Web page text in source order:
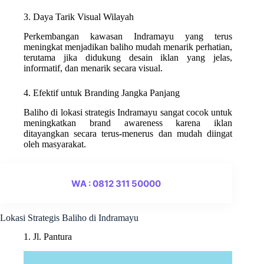
3. Daya Tarik Visual Wilayah
Perkembangan kawasan Indramayu yang terus
meningkat menjadikan baliho mudah menarik perhatian,
terutama jika didukung desain iklan yang jelas,
informatif, dan menarik secara visual.
4. Efektif untuk Branding Jangka Panjang
Baliho di lokasi strategis Indramayu sangat cocok untuk
meningkatkan brand awareness karena iklan
ditayangkan secara terus-menerus dan mudah diingat
oleh masyarakat.
WA : 0812 311 50000
Lokasi Strategis Baliho di Indramayu
1. Jl. Pantura